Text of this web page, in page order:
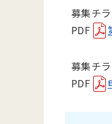
募集チ
PDF
募集チラ
PDF